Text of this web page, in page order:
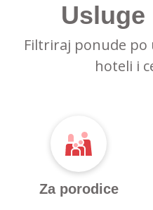
Usluge
Filtriraj ponude po
hoteli i
Za porodice